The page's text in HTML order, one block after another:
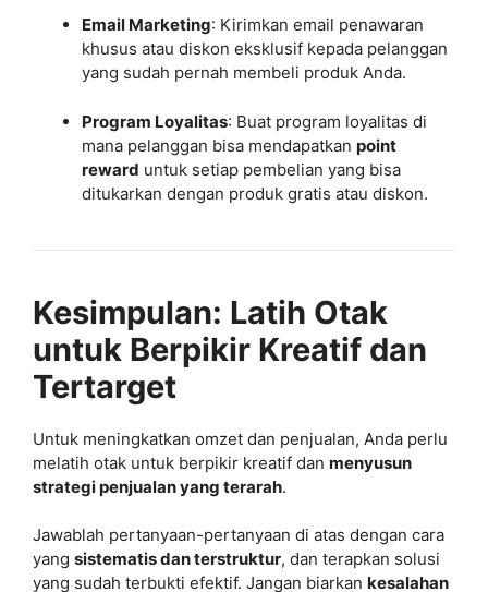
Email Marketing: Kirimkan email penawaran
khusus atau diskon eksklusif kepada pelanggan
yang sudah pernah membeli produk Anda.
Program Loyalitas: Buat program loyalitas di
mana pelanggan bisa mendapatkan point
reward untuk setiap pembelian yang bisa
ditukarkan dengan produk gratis atau diskon.
Kesimpulan: Latih Otak
untuk Berpikir Kreatif dan
Tertarget
Untuk meningkatkan omzet dan penjualan, Anda perlu
melatih otak untuk berpikir kreatif dan menyusun
strategi penjualan yang terarah.
Jawablah pertanyaan-pertanyaan di atas dengan cara
yang sistematis dan terstruktur, dan terapkan solusi
yang sudah terbukti efektif. Jangan biarkan kesalahan